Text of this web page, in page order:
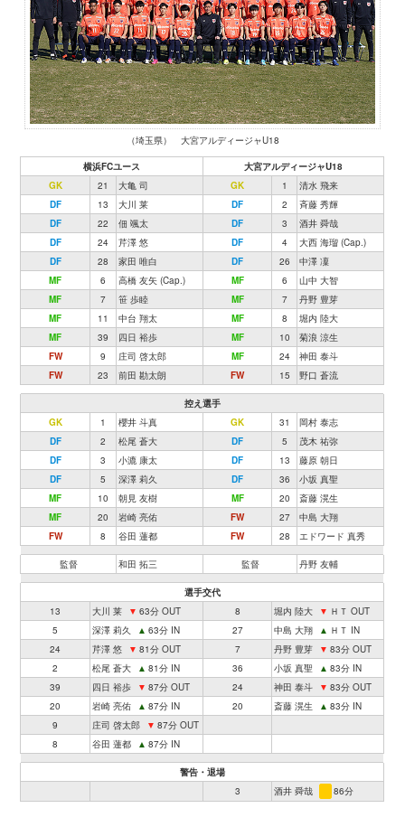
（埼玉県） 大宮アルディージャU18
横浜FCユース
大宮アルディージャU18
GK
21 大亀 司 GK 1
清水 飛来
DF
13 大川 莱 DF 2
斉藤 秀輝
DF
22 佃 颯太 DF 3
酒井 舜哉
DF
24 芹澤 悠 DF 4
大西 海瑠 (Cap.)
DF
28 家田 唯白 DF 26
中澤 凜
MF
6 高橋 友矢 (Cap.) MF 6
山中 大智
MF
7 笹 歩睦 MF 7
丹野 豊芽
MF
11 中台 翔太 MF 8
堀内 陸大
MF
39 四日 裕歩 MF 10
菊浪 涼生
FW
9 庄司 啓太郎 MF 24
神田 泰斗
FW
23 前田 勘太朗 FW 15 野口 蒼流
控え選手
GK
1 櫻井 斗真 GK 31
岡村 泰志
DF
2 松尾 蒼大 DF 5
茂木 祐弥
DF
3 小漉 康太 DF 13
藤原 朝日
DF
5 深澤 莉久 DF 36
小坂 真聖
MF
10 朝見 友樹 MF 20
斎藤 滉生
MF
20 岩崎 亮佑 FW 27
中島 大翔
FW
8 谷田 蓮都 FW 28 エドワード 真秀
監督 和田 拓三 監督 丹野 友輔
選手交代
13
大川 莱 ▼ 63分 OUT 8 堀内 陸大 ▼ ＨＴ OUT
5
深澤 莉久 ▲ 63分 IN 27 中島 大翔 ▲ ＨＴ IN
24
芹澤 悠 ▼ 81分 OUT 7 丹野 豊芽 ▼ 83分 OUT
2
松尾 蒼大 ▲ 81分 IN 36 小坂 真聖 ▲ 83分 IN
39
四日 裕歩 ▼ 87分 OUT 24 神田 泰斗 ▼ 83分 OUT
20
岩崎 亮佑 ▲ 87分 IN 20 斎藤 滉生 ▲ 83分 IN
9
庄司 啓太郎 ▼ 87分 OUT
8
谷田 蓮都 ▲ 87分 IN
警告・退場
3
酒井 舜哉 86分